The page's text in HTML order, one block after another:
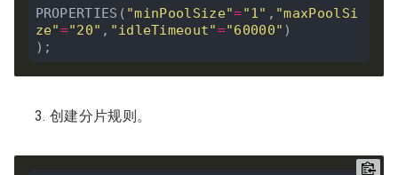
PROPERTIES( "minPoolSize"="1" , "maxPoolSi
ze"="20" , "idleTimeout"="60000" )
创建分片规则。